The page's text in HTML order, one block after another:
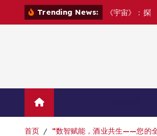
Trending News: 《宇宙》 ： 探
首页 “数智赋能，酒业共生——您的